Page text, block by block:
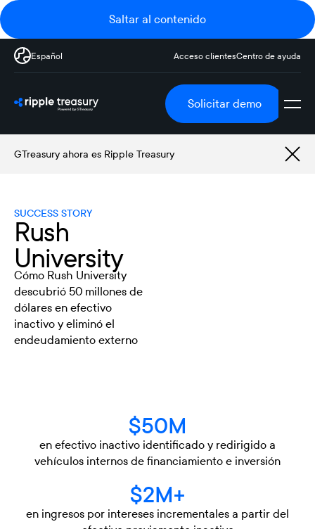
Saltar al contenido
Español Acceso clientesCentro de ayuda
Solicitar demo
GTreasury ahora es Ripple Treasury
SUCCESS STORY
Rush
University
Cómo Rush University
descubrió 50 millones de
dólares en efectivo
inactivo y eliminó el
endeudamiento externo
$50M
en efectivo inactivo identificado y redirigido a
vehículos internos de financiamiento e inversión
$2M+
en ingresos por intereses incrementales a partir del